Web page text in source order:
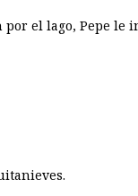
el lago, Pepe le